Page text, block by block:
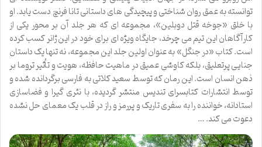
توانسته به عمق روان شناختی و پیچیدگی های داستانی تانا فرنچ دست یابد. او
با خلق «جوخه قتل دوبلین»، مجموعه ای که هر جلد آن بر محور یکی از
کارآگاهان این تیم می چرخد، جایگاه ویژه ای برای خود در این ژانر کسب کرده
است. کتاب «در جنگل» به عنوان اولین جلد این مجموعه، نه تنها یک داستان
جنایی پرتعلیق، بلکه کاوشی عمیق در ماهیت حافظه، هویت و تأثیر تروما بر
ذهن انسان است. این رمان که توسط سعید کلاتی به فارسی برگردانده شده و
توسط انتشارات کتابسرای تندیس منتشر گردیده، با نثری گیرا و فضاسازی
استادانه، خواننده را به سفری تاریک و پررمز و راز در قلب یک معمای حل نشده
دعوت می کند. …